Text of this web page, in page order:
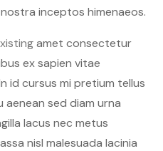
inceptos himenaeos.
amet consectetur
ex sapien vitae
id cursus mi pretium tellus
aenean sed diam urna
lacus nec metus
nisl malesuada lacinia